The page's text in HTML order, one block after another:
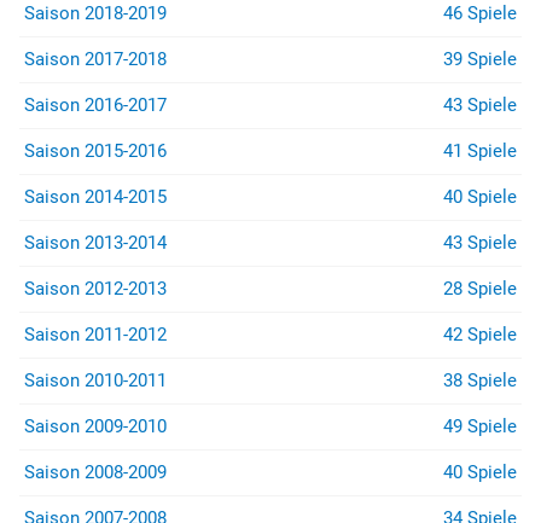
Saison 2018-2019 46 Spiele
Saison 2017-2018 39 Spiele
Saison 2016-2017 43 Spiele
Saison 2015-2016 41 Spiele
Saison 2014-2015 40 Spiele
Saison 2013-2014 43 Spiele
Saison 2012-2013 28 Spiele
Saison 2011-2012 42 Spiele
Saison 2010-2011 38 Spiele
Saison 2009-2010 49 Spiele
Saison 2008-2009 40 Spiele
Saison 2007-2008 34 Spiele